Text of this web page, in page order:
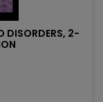
DISORDERS, 2-